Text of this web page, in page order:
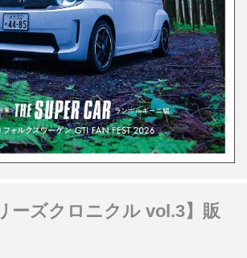
ーズクロニクル vol.3】販